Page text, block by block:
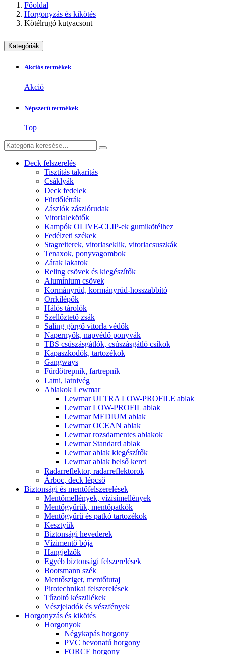
Főoldal
Horgonyzás és kikötés
Kötélrugó kutyacsont
Kategóriák
Akciós termékek
Akció
Népszerű termékek
Top
Deck felszerelés
Tisztítás takarítás
Csáklyák
Deck fedelek
Fürdőlétrák
Zászlók zászlórudak
Vitorlalekötők
Kampók OLIVE-CLIP-ek gumikötélhez
Fedélzeti székek
Stagreiterek, vitorlaseklik, vitorlacsuszkák
Tenaxok, ponyvagombok
Zárak lakatok
Reling csövek és kiegészítők
Alumínium csövek
Kormányrúd, kormányrúd-hosszabbító
Orrkilépők
Hálós tárolók
Szellőztető zsák
Saling görgő vitorla védők
Napernyők, napvédő ponyvák
TBS csúszásgátlók, csúszásgátló csíkok
Kapaszkodók, tartozékok
Gangways
Fürdőtrepnik, fartrepnik
Latni, latnivég
Ablakok Lewmar
Lewmar ULTRA LOW-PROFILE ablak
Lewmar LOW-PROFIL ablak
Lewmar MEDIUM ablak
Lewmar OCEAN ablak
Lewmar rozsdamentes ablakok
Lewmar Standard ablak
Lewmar ablak kiegészítők
Lewmar ablak belső keret
Radarreflektor, radarreflektorok
Árboc, deck lépcső
Biztonsági és mentőfelszerelések
Mentőmellények, vízisímellények
Mentőgyűrűk, mentőpatkók
Mentőgyűrű és patkó tartozékok
Kesztyűk
Biztonsági hevederek
Vízimentő bója
Hangjelzők
Egyéb biztonsági felszerelések
Bootsmann szék
Mentősziget, mentőtutaj
Pirotechnikai felszerelések
Tűzoltó készülékek
Vészjeladók és vészfények
Horgonyzás és kikötés
Horgonyok
Négykapás horgony
PVC bevonatú horgony
FORCE horgony